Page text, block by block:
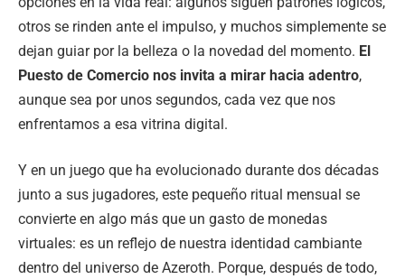
otros se rinden ante el impulso, y muchos simplemente se
dejan guiar por la belleza o la novedad del momento. El
Puesto de Comercio nos invita a mirar hacia adentro,
aunque sea por unos segundos, cada vez que nos
enfrentamos a esa vitrina digital.
Y en un juego que ha evolucionado durante dos décadas
junto a sus jugadores, este pequeño ritual mensual se
convierte en algo más que un gasto de monedas
virtuales: es un reflejo de nuestra identidad cambiante
dentro del universo de Azeroth. Porque, después de todo,